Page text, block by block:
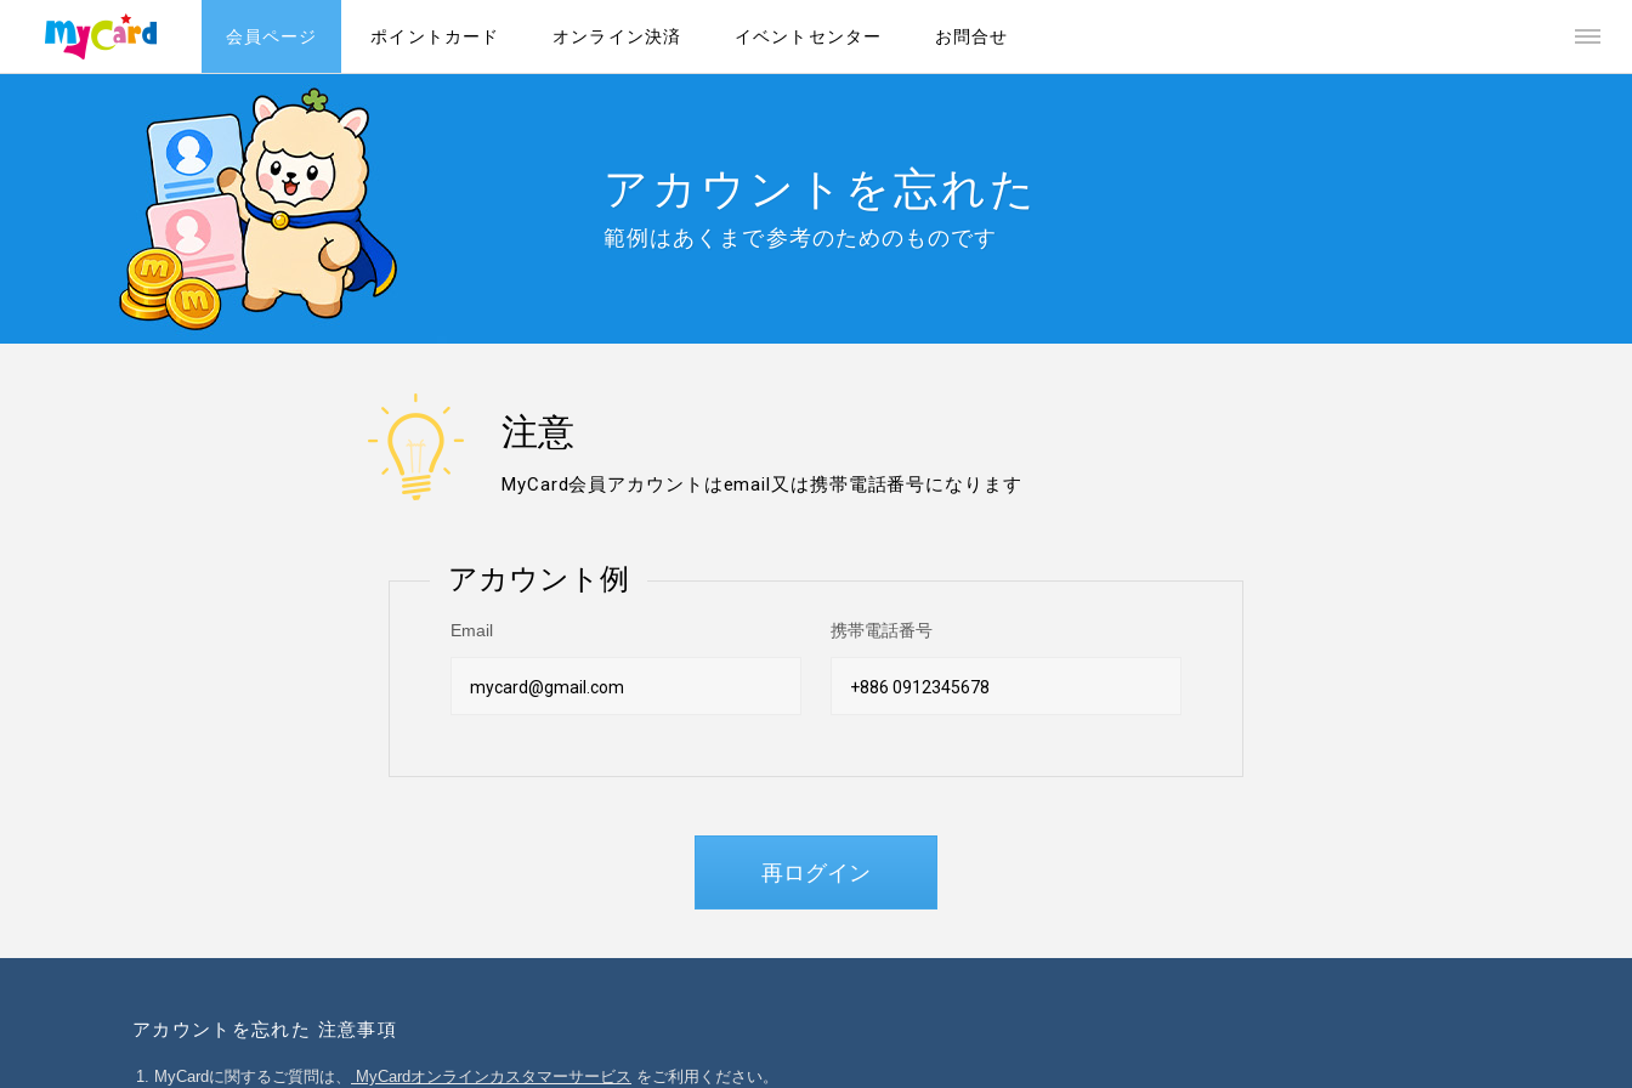
会員ページ ポイントカード オンライン決済 イベントセンター お問合せ
アカウントを忘れた
範例はあくまで参考のためのものです
注意
MyCard会員アカウントはemail又は携帯電話番号になります
アカウント例
Email
mycard@gmail.com
携帯電話番号
+886 0912345678
再ログイン
アカウントを忘れた 注意事項
MyCardに関するご質問は、 MyCardオンラインカスタマーサービス をご利用ください。